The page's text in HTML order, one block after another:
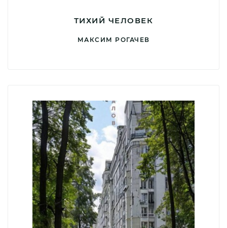
ТИХИЙ ЧЕЛОВЕК
МАКСИМ РОГАЧЕВ